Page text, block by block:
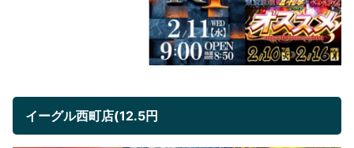
イーグル西町店(12.5円